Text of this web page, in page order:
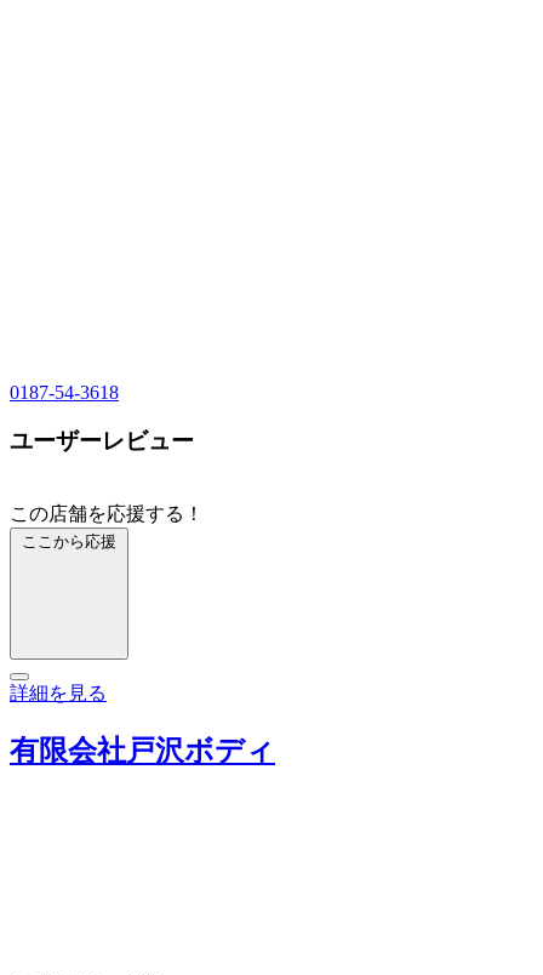
0187-54-3618
ユーザーレビュー
この店舗を応援する！
ここから応援
詳細を見る
有限会社戸沢ボディ